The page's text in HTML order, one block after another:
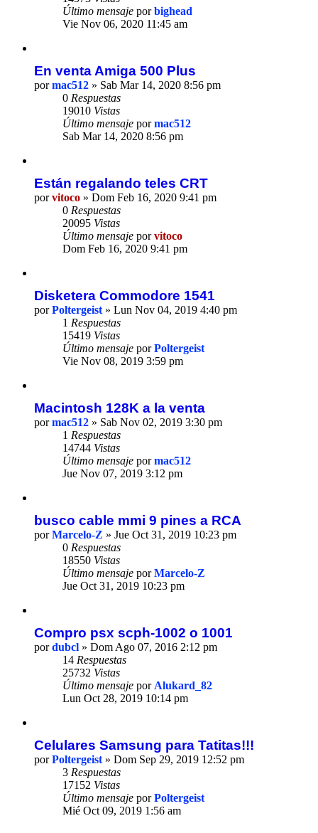
Último mensaje porbighead
Vie Nov 06, 2020 11:45 am
En venta Amiga 500 Plus
pormac512 » Sab Mar 14, 2020 8:56 pm
0 Respuestas
19010 Vistas
Último mensaje pormac512
Sab Mar 14, 2020 8:56 pm
Están regalando teles CRT
porvitoco » Dom Feb 16, 2020 9:41 pm
0 Respuestas
20095 Vistas
Último mensaje porvitoco
Dom Feb 16, 2020 9:41 pm
Disketera Commodore 1541
porPoltergeist » Lun Nov 04, 2019 4:40 pm
1 Respuestas
15419 Vistas
Último mensaje porPoltergeist
Vie Nov 08, 2019 3:59 pm
Macintosh 128K a la venta
pormac512 » Sab Nov 02, 2019 3:30 pm
1 Respuestas
14744 Vistas
Último mensaje pormac512
Jue Nov 07, 2019 3:12 pm
busco cable mmi 9 pines a RCA
porMarcelo-Z » Jue Oct 31, 2019 10:23 pm
0 Respuestas
18550 Vistas
Último mensaje porMarcelo-Z
Jue Oct 31, 2019 10:23 pm
Compro psx scph-1002 o 1001
pordubcl » Dom Ago 07, 2016 2:12 pm
14 Respuestas
25732 Vistas
Último mensaje por Alukard_82
Lun Oct 28, 2019 10:14 pm
Celulares Samsung para Tatitas!!!
porPoltergeist » Dom Sep 29, 2019 12:52 pm
3 Respuestas
17152 Vistas
Último mensaje porPoltergeist
Mié Oct 09, 2019 1:56 am